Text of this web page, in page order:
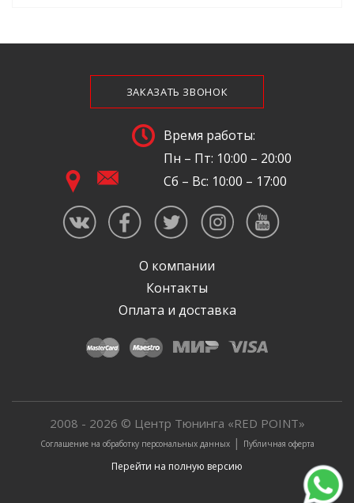
ЗАКАЗАТЬ ЗВОНОК
Время работы:
Пн – Пт: 10:00 – 20:00
Сб – Вс: 10:00 – 17:00
О компании
Контакты
Оплата и доставка
2008 - 2026 © Центр Тюнинга «RED POINT»
Соглашение на обработку персональных данных| Публичная оферта
Перейти на полную версию